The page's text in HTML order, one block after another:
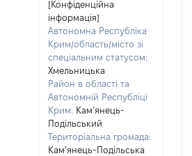
[Конфіденційна
інформація]
Автономна Республіка
Крим/область/місто зі
спеціальним статусом:
Хмельницька
Район в області та
Автономній Республіці
Крим: Кам’янець-
Подільський
Територіальна громада:
Кам’янець-Подільська